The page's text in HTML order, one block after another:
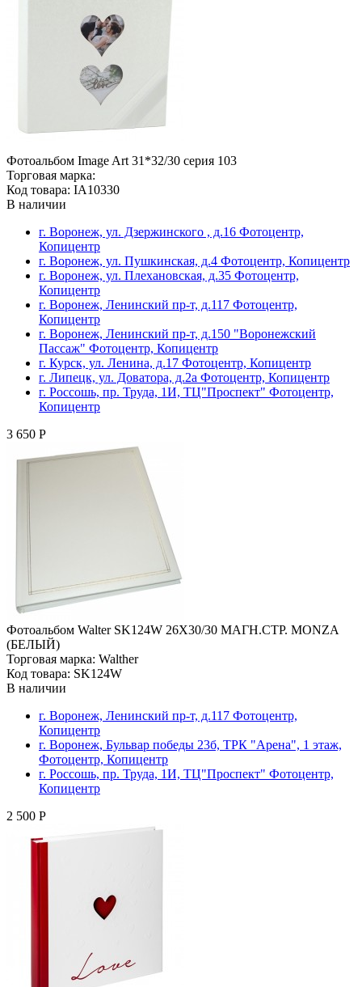
Фотоальбом Image Art 31*32/30 серия 103
Торговая марка:
Код товара: IA10330
В наличии
г. Воронеж, ул. Дзержинского , д.16 Фотоцентр,
Копицентр
г. Воронеж, ул. Пушкинская, д.4 Фотоцентр, Копицентр
г. Воронеж, ул. Плехановская, д.35 Фотоцентр,
Копицентр
г. Воронеж, Ленинский пр-т, д.117 Фотоцентр,
Копицентр
г. Воронеж, Ленинский пр-т, д.150 "Воронежский
Пассаж" Фотоцентр, Копицентр
г. Курск, ул. Ленина, д.17 Фотоцентр, Копицентр
г. Липецк, ул. Доватора, д.2а Фотоцентр, Копицентр
г. Россошь, пр. Труда, 1И, ТЦ"Проспект" Фотоцентр,
Копицентр
3 650 Р
Фотоальбом Walter SK124W 26X30/30 МАГН.СТР. MONZA
(БЕЛЫЙ)
Торговая марка: Walther
Код товара: SK124W
В наличии
г. Воронеж, Ленинский пр-т, д.117 Фотоцентр,
Копицентр
г. Воронеж, Бульвар победы 23б, ТРК "Арена", 1 этаж,
Фотоцентр, Копицентр
г. Россошь, пр. Труда, 1И, ТЦ"Проспект" Фотоцентр,
Копицентр
2 500 Р